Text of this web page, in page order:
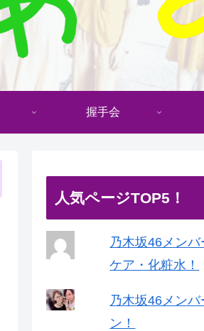
握手会
人気ページTOP5！
乃木坂46メン
ケア・化粧水！
乃木坂46メン
ン！